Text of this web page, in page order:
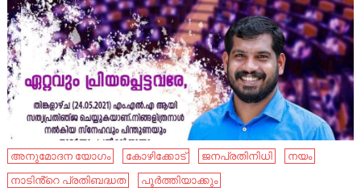
അനുമോദന യോഗം കോഴിക്കോട് ജനപ്രതിനിധി
നയം
നാടിൻ്റെ പ്രതിബദ്ധത
പൂർത്തിയാക്കും